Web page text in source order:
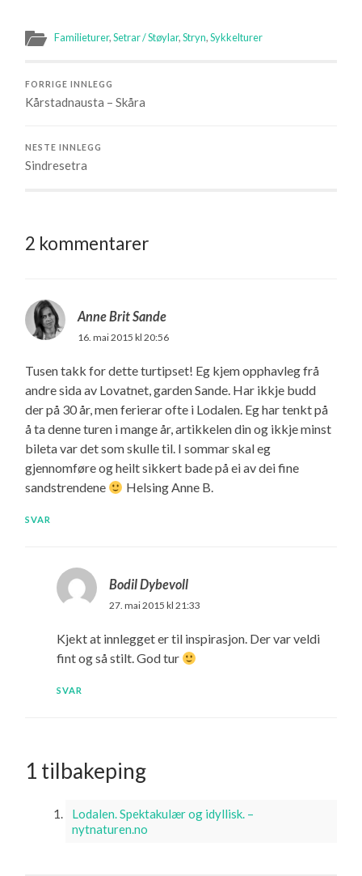
Familieturer,Setrar / Støylar,Stryn,Sykkelturer
FORRIGE INNLEGG
Kårstadnausta – Skåra
NESTE INNLEGG
Sindresetra
2 kommentarer
Anne Brit Sande
16. mai 2015 kl 20:56
Tusen takk for dette turtipset! Eg kjem opphavleg frå
andre sida av Lovatnet, garden Sande. Har ikkje budd
der på 30 år, men ferierar ofte i Lodalen. Eg har tenkt på
å ta denne turen i mange år, artikkelen din og ikkje minst
bileta var det som skulle til. I sommar skal eg
gjennomføre og heilt sikkert bade på ei av dei fine
sandstrendene
Helsing Anne B.
SVAR
Bodil Dybevoll
27. mai 2015 kl 21:33
Kjekt at innlegget er til inspirasjon. Der var veldi
fint og så stilt. God tur
SVAR
1 tilbakeping
Lodalen. Spektakulær og idyllisk. –
nytnaturen.no